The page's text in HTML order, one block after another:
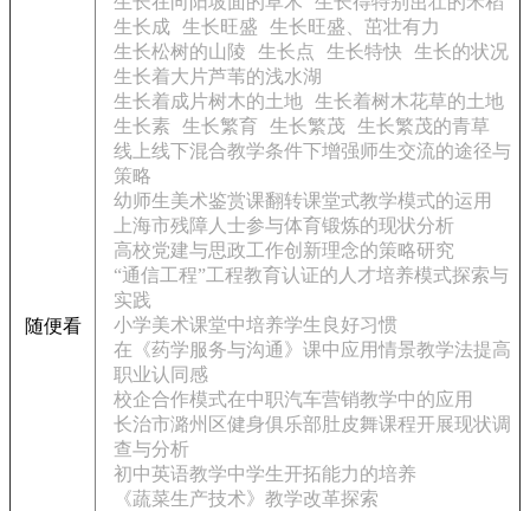
随便看
生长成 生长旺盛
生长旺盛、茁壮有力
生长松树的山陵
生长点 生长特快
生长的状况
生长着大片芦苇的浅水湖
生长着成片树木的土地 生长着树木花草的土地
生长素 生长繁育 生长繁茂
生长繁茂的青草
线上线下混合教学条件下增强师生交流的途径与
策略
幼师生美术鉴赏课翻转课堂式教学模式的运用
上海市残障人士参与体育锻炼的现状分析
高校党建与思政工作创新理念的策略研究
“通信工程”工程教育认证的人才培养模式探索与
实践
小学美术课堂中培养学生良好习惯
在《药学服务与沟通》课中应用情景教学法提高
职业认同感
校企合作模式在中职汽车营销教学中的应用
长治市潞州区健身俱乐部肚皮舞课程开展现状调
查与分析
初中英语教学中学生开拓能力的培养
《蔬菜生产技术》教学改革探索